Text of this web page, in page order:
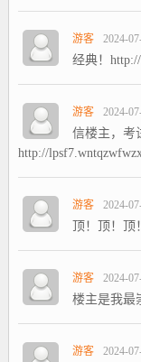
游客 2024-
经典！
游客 2024-
信楼主，考
http://
游客 2024-
顶！顶！
游客 2024-
楼主是我最
游客 2024-